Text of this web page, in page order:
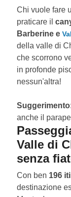
Chi vuole fare
praticare il
Barberine e
della valle di
che scorrono
in profonde
nessun'altra!
anche il
Valle di
senza
Con ben 196
destinazione